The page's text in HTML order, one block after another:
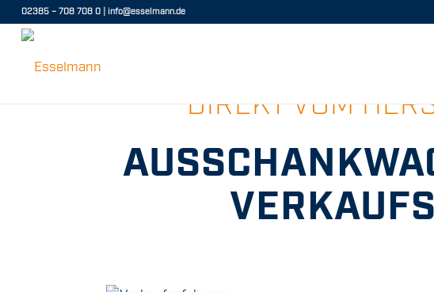
02385 – 708 708 0| info@esselmann.de
DIREKT VOM